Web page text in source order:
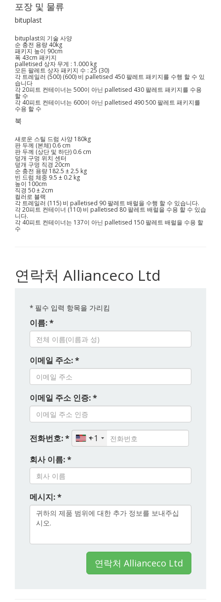
포장 및 물류
bituplast
bituplast의 기술 사양
순 충전 용량 40kg
패키지 높이 90cm
폭 43cm 패키지
palletised 상자 무게 : 1.000 kg
모든 팔레트 상자 패키지 수 : 25 (30)
각 트레일러 (500) (600) 비 palletised 450 팔레트 패키지를 수행 할 수 있
습니다
각 20피트 컨테이너는 500이 아닌 palletised 430 팔레트 패키지를 수용
할 수
각 40피트 컨테이너는 600이 아닌 palletised 490 500 팔레트 패키지를
수용 할 수
북
새로운 스틸 드럼 사양 180kg
판 두께 (본체) 0.6 cm
판 두께 (상단 및 하단) 0.6 cm
덮개 구멍 위치 센터
덮개 구멍 직경 20cm
순 충전 용량 182.5 ± 2.5 kg
빈 드럼 체중 9.5 ± 0.2 kg
높이 100cm
직경 50 ± 2cm
컬러로 블랙
각 트레일러 (115) 비 palletised 90 팔레트 배럴을 수행 할 수 있습니다.
각 20피트 컨테이너 (110) 비 palletised 80 팔레트 배럴을 수용 할 수 있습
니다.
각 40피트 컨테이너는 137이 아닌 palletised 150 팔레트 배럴을 수용 할
수
연락처 Allianceco Ltd
* 필수 입력 항목을 가리킴
이름: *
이메일 주소: *
이메일 주소 인증: *
전화번호: *
+1
회사 이름: *
메시지: *
연락처 Allianceco Ltd